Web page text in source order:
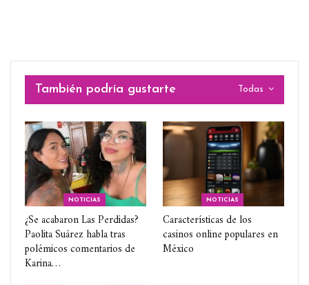
Todas
También podría gustarte
NOTICIAS
¿Se acabaron Las Perdidas?
Paolita Suárez habla tras
polémicos comentarios de
Karina…
NOTICIAS
Características de los
casinos online populares en
México